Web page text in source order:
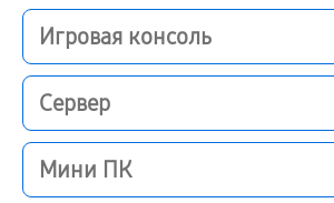
Игровая консоль
Сервер
Мини ПК